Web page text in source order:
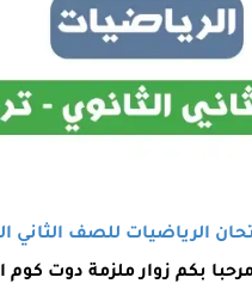
الرياضيات للصف الثاني
بكم زوار ملزمة دوت كوم